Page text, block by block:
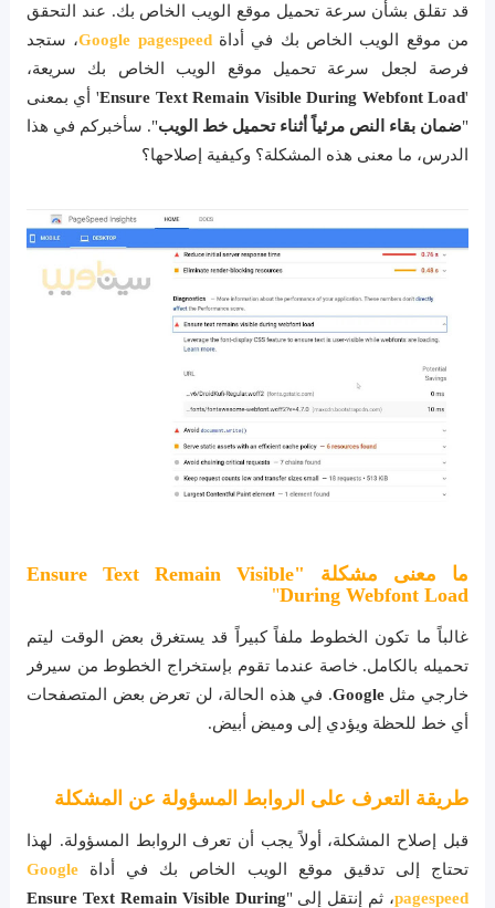
قد تقلق بشأن سرعة تحميل موقع الويب الخاص بك. عند التحقق
من موقع الويب الخاص بك في أداةGoogle pagespeed، ستجد
فرصة لجعل سرعة تحميل موقع الويب الخاص بك سريعة،
'
Ensure Text Remain Visible During Webfont Load' أي بمعنى
"ضمان بقاء النص مرئياً أثناء تحميل خط الويب". سأخبركم في هذا
الدرس، ما معنى هذه المشكلة؟ وكيفية إصلاحها؟
ما معنى مشكلة "
Ensure Text Remain Visible
During Webfont Load
"
غالباً ما تكون الخطوط ملفاً كبيراً قد يستغرق بعض الوقت ليتم
تحميله بالكامل. خاصة عندما تقوم بإستخراج الخطوط من سيرفر
خارجي مثلGoogle. في هذه الحالة، لن تعرض بعض المتصفحات
أي خط للحظة ويؤدي إلى وميض أبيض.
طريقة التعرف على الروابط المسؤولة عن المشكلة
قبل إصلاح المشكلة، أولاً يجب أن تعرف الروابط المسؤولة. لهذا
تحتاج إلى تدقيق موقع الويب الخاص بك في أداةGoogle
pagespeed، ثم إنتقل إلى "Ensure Text Remain Visible During